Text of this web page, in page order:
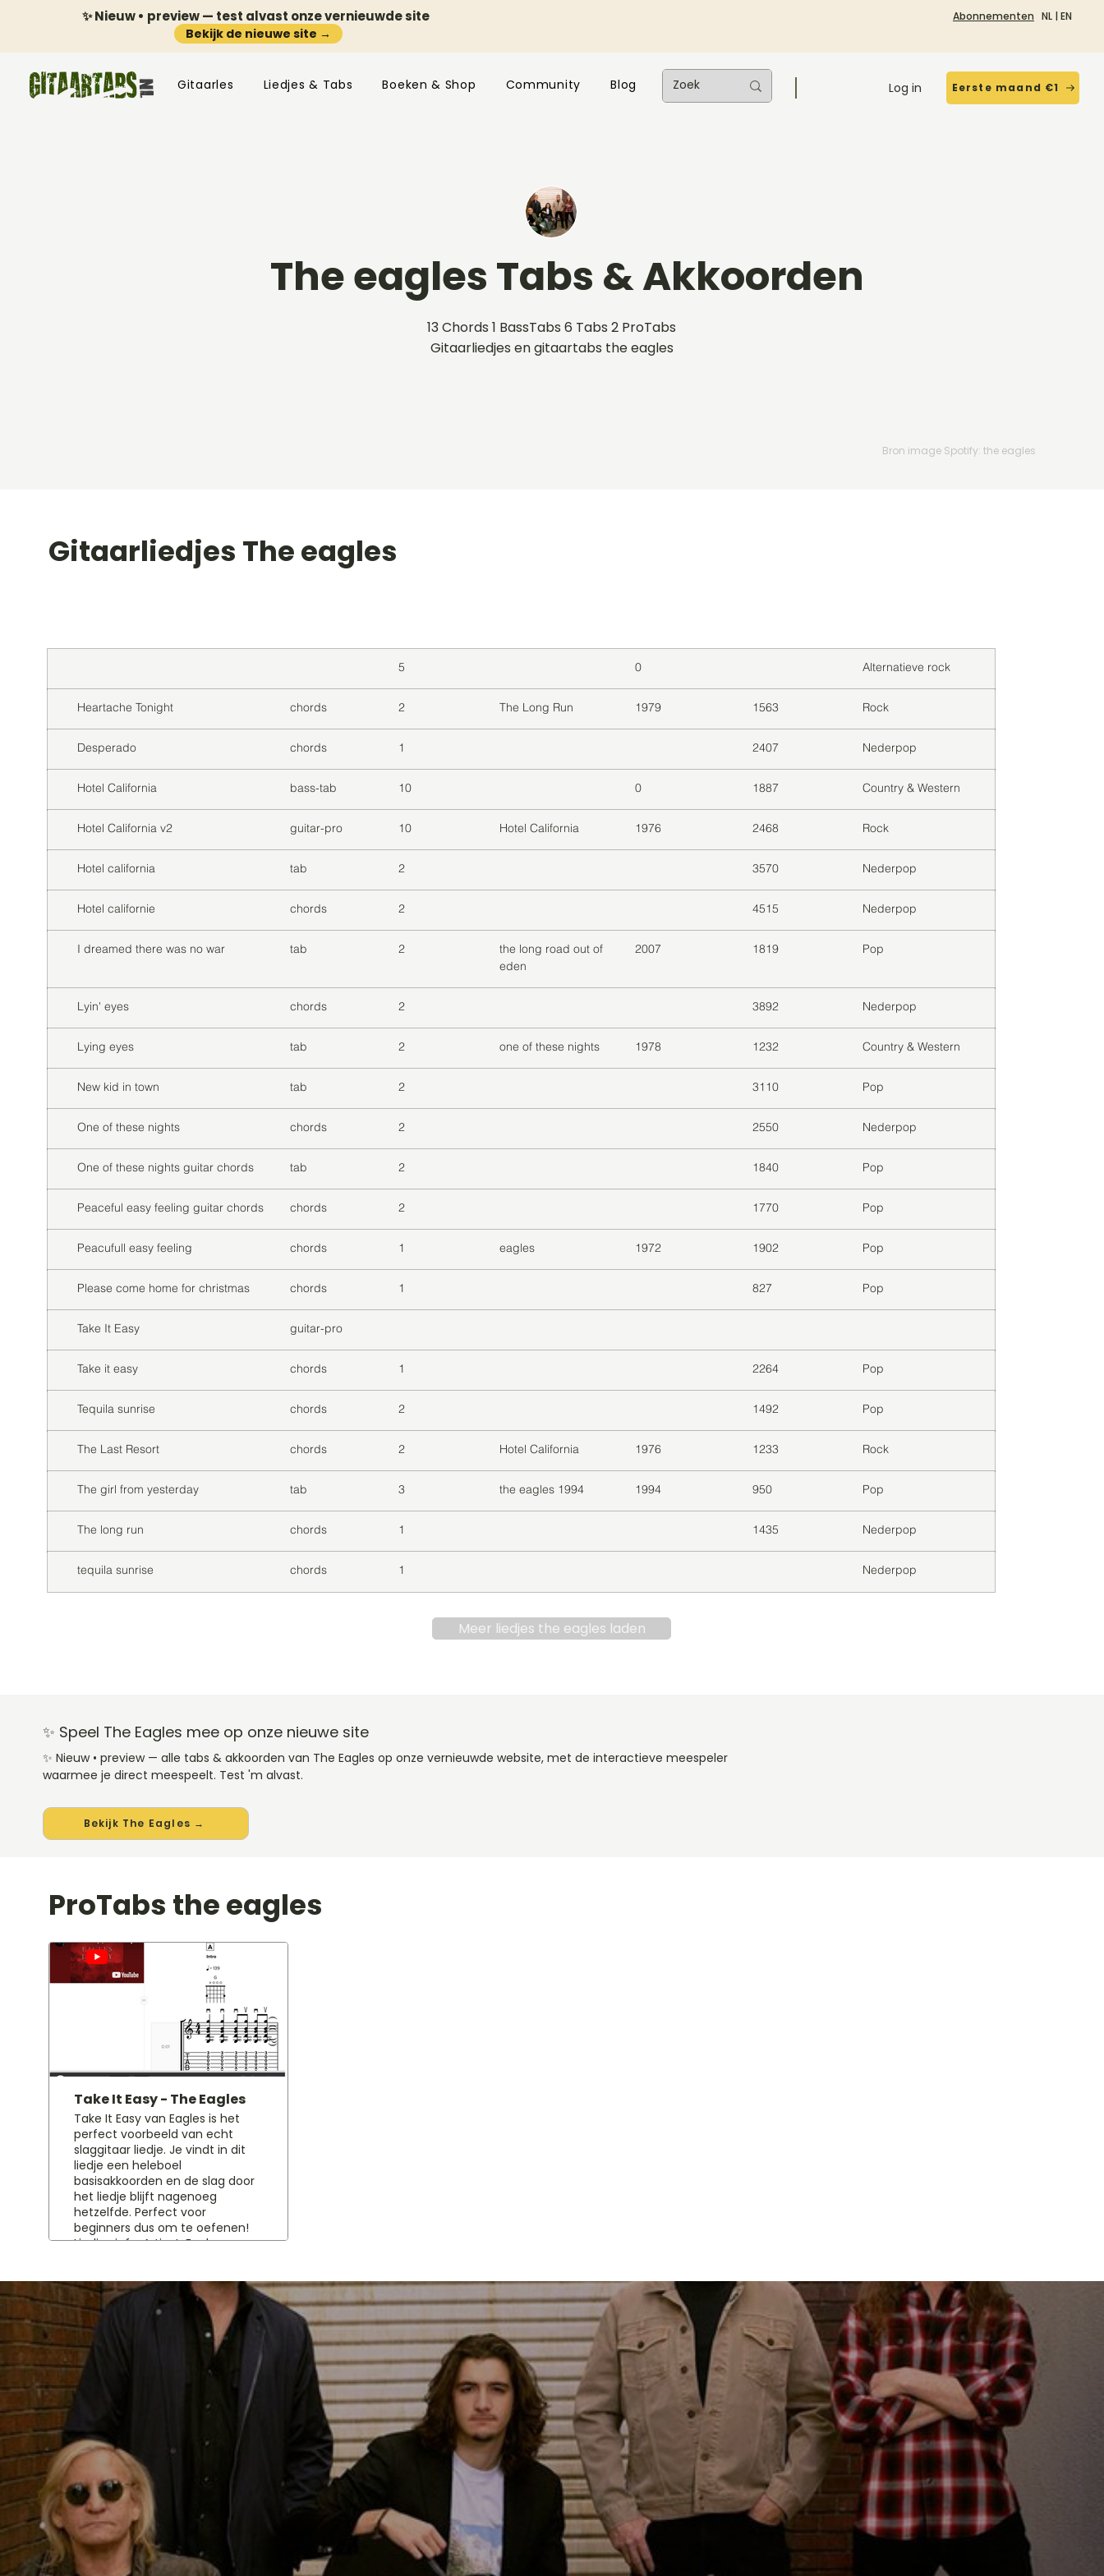
✨ Nieuw • preview — test alvast onze vernieuwde site
Bekijk de nieuwe site →
Abonnementen NL | EN
Gitaarles Liedjes & Tabs Boeken & Shop Community Blog Log in Eerste maand €1
The eagles Tabs & Akkoorden
13 Chords 1 BassTabs 6 Tabs 2 ProTabs
Gitaarliedjes en gitaartabs the eagles
Bron image Spotify: the eagles
Gitaarliedjes The eagles
5 0 Alternatieve rock
Heartache Tonight chords 2 The Long Run 1979 1563 Rock
Desperado chords 1 2407 Nederpop
Hotel California bass-tab 10 0 1887 Country & Western
Hotel California v2 guitar-pro 10 Hotel California 1976 2468 Rock
Hotel california tab 2 3570 Nederpop
Hotel californie chords 2 4515 Nederpop
I dreamed there was no war tab 2
the long road out of
eden
2007 1819 Pop
Lyin' eyes chords 2 3892 Nederpop
Lying eyes tab 2 one of these nights 1978 1232 Country & Western
New kid in town tab 2 3110 Pop
One of these nights chords 2 2550 Nederpop
One of these nights guitar chords tab 2 1840 Pop
Peaceful easy feeling guitar chords chords 2 1770 Pop
Peacufull easy feeling chords 1 eagles 1972 1902 Pop
Please come home for christmas chords 1 827 Pop
Take It Easy guitar-pro
Take it easy chords 1 2264 Pop
Tequila sunrise chords 2 1492 Pop
The Last Resort chords 2 Hotel California 1976 1233 Rock
The girl from yesterday tab 3 the eagles 1994 1994 950 Pop
The long run chords 1 1435 Nederpop
tequila sunrise chords 1 Nederpop
Meer liedjes the eagles laden
✨ Speel The Eagles mee op onze nieuwe site
✨ Nieuw • preview — alle tabs & akkoorden van The Eagles op onze vernieuwde website, met de interactieve meespeler
waarmee je direct meespeelt. Test 'm alvast.
Bekijk The Eagles →
ProTabs the eagles
Take It Easy - The Eagles
Take It Easy van Eagles is het
perfect voorbeeld van echt
slaggitaar liedje. Je vindt in dit
liedje een heleboel
basisakkoorden en de slag door
het liedje blijft nagenoeg
hetzelfde. Perfect voor
beginners dus om te oefenen!
Liedjes info: Artiest: Eagles
Country Songwriters: Jackson
Browne, Glenn Frey Uitgevers:
Asylum Records Geplaatst door:
Lucas Steenvoorden Capo: -
Meer Eagles gitaar liedjes &
gitaar tabs